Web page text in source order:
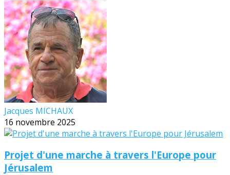
Jacques MICHAUX
16 novembre 2025
Projet d'une marche à travers l'Europe pour
Jérusalem